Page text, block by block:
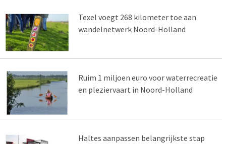
Texel voegt 268 kilometer toe aan
wandelnetwerk Noord-Holland
Ruim 1 miljoen euro voor waterrecreatie
en pleziervaart in Noord-Holland
Haltes aanpassen belangrijkste stap